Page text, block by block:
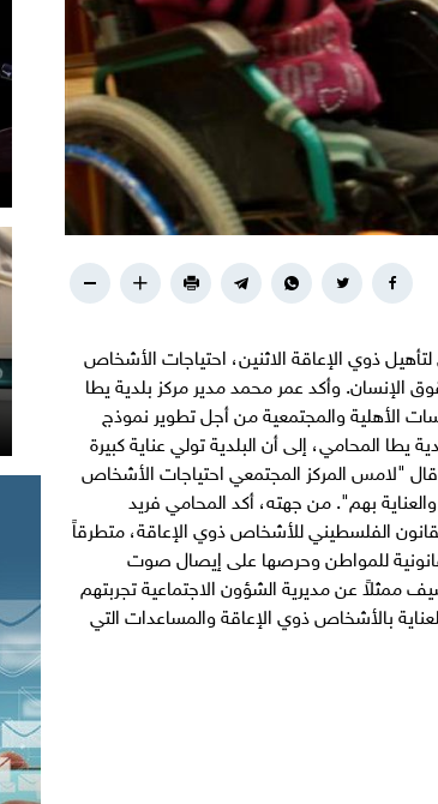
ذوي الإعاقة الاثنين، احتياجات الأشخاص
الإنسان. وأكد عمر محمد مدير مركز بلدية يطا
الأهلية والمجتمعية من أجل تطوير نموذج
المحامي، إلى أن البلدية تولي عناية كبيرة
"لامس المركز المجتمعي احتياجات الأشخاص
بهم". من جهته، أكد المحامي فريد
الفلسطيني للأشخاص ذوي الإعاقة، متطرقاً
للمواطن وحرصها على إيصال صوت
ممثلاً عن مديرية الشؤون الاجتماعية تجربتهم
بالأشخاص ذوي الإعاقة والمساعدات التي